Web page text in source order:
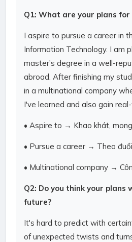
Q1: What are your plans
I aspire to pursue a career in
Information Technology. I am
master's degree in a well-
abroad. After finishing my
in a multinational company
I've learned and also gain
• Aspire to → Khao khát,
• Pursue a career → Theo
• Multinational company →
Q2: Do you think your plans
future?
It's hard to predict with
of unexpected twists and